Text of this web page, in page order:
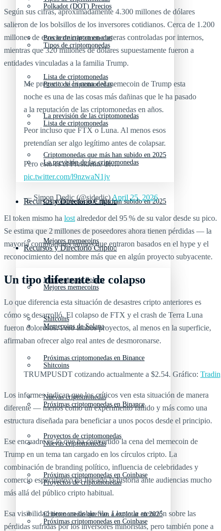
Precio de criptomonedas
Lista de criptomonedas
La previsión de las criptomonedas
Criptomonedas que más han subido en 2025
Recursos y Directorio Cripto
Mejores memecoins
Memecoins de Solana
Shitcoins
Próximas criptomonedas en Binance
Nuevas criptomonedas
Proyectos de criptomonedas
Próximas criptomonedas en Coinbase
Criptomonedas que van a explotar en 2025
Polkadot (DOT) Precios
Tipos de criptomonedas
Precio de criptomonedas
Lista de criptomonedas
La previsión de las criptomonedas
Criptomonedas que más han subido en 2025
Recursos y Directorio Cripto
Mejores memecoins
Memecoins de Solana
Shitcoins
Próximas criptomonedas en Binance
Nuevas criptomonedas
Proyectos de criptomonedas
Próximas criptomonedas en Coinbase
Según sus cifras, aproximadamente 4.300 millones de dólares
salieron de los bolsillos de los inversores cotidianos. Cerca de 1.200
millones de esos terminaron en carteras controladas por internos,
mientras que 320 millones de dólares supuestamente fueron a
entidades vinculadas a la familia Trump.
Me pregunto si la cena del memecoin de Trump esta
noche es una de las cosas más dañinas que le ha pasado
a la reputación de las criptomonedas en años.
Peor incluso que FTX o Luna. Al menos esos
pretendían ser algo legítimo antes de colapsar.
Pero esto es el Presidente de…
pic.twitter.com/l9nzwaN1jv
— Simon Dedic (@sjdedic)April 25, 2026
El token mismo ha lost alrededor del 95 % de su valor desde su pico.
Se estima que 2 millones de poseedores ahora tienen pérdidas — la
mayoría compradores tardíos que entraron basados en el hype y el
reconocimiento del nombre más que en algún proyecto subyacente.
Un tipo diferente de colapso
Lo que diferencia esta situación de desastres cripto anteriores es
cómo se desarrolló. El colapso de FTX y el crash de Terra Luna
fueron dolorosos. Pero ambos proyectos, al menos en la superficie,
afirmaban ofrecer algo real antes de desmoronarse.
TRUMPUSDT cotizando actualmente a $2.54. Gráfico:
Los informes indican que los críticos ven esta situación de manera
diferente — menos como un experimento fallido y más como una
estructura diseñada para beneficiar a unos pocos desde el principio.
Ese encuadre es lo que ha convertido la cena del memecoin de
Trump en un tema tan cargado en los círculos cripto. La
combinación de branding político, influencia de celebridades y
comercio especulativo ha llevado la historia ante audiencias mucho
más allá del público cripto habitual.
Esa visibilidad tiene un doble filo. Llama la atención sobre las
pérdidas sufridas por los inversores minoristas, pero también pone a